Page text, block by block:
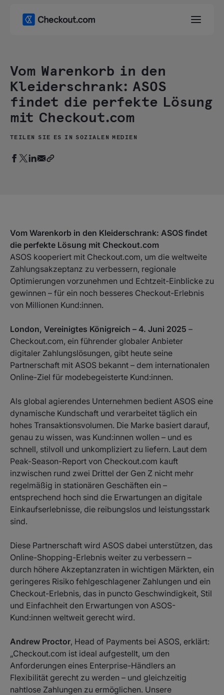
Vom Warenkorb in den
Kleiderschrank: ASOS
findet die perfekte Lösung
mit Checkout.com
TEILEN SIE ES IN SOZIALEN MEDIEN
Vom Warenkorb in den Kleiderschrank: ASOS findet
die perfekte Lösung mit Checkout.com
ASOS kooperiert mit Checkout.com, um die weltweite
Zahlungsakzeptanz zu verbessern, regionale
Optimierungen vorzunehmen und Echtzeit-Einblicke zu
gewinnen – für ein noch besseres Checkout-Erlebnis
von Millionen Kund:innen.
London, Vereinigtes Königreich – 4. Juni 2025 –
Checkout.com, ein führender globaler Anbieter
digitaler Zahlungslösungen, gibt heute seine
Partnerschaft mit ASOS bekannt – dem internationalen
Online-Ziel für modebegeisterte Kund:innen.
Als global agierendes Unternehmen bedient ASOS eine
dynamische Kundschaft und verarbeitet täglich ein
hohes Transaktionsvolumen. Die Marke basiert darauf,
genau zu wissen, was Kund:innen wollen – und es
schnell, stilvoll und unkompliziert zu liefern. Laut dem
Peak-Season-Report von Checkout.com kauft
inzwischen rund zwei Drittel der Gen Z nicht mehr
regelmäßig in stationären Geschäften ein –
entsprechend hoch sind die Erwartungen an digitale
Einkaufserlebnisse, die reibungslos und leistungsstark
sind.
Diese Partnerschaft wird ASOS dabei unterstützen, das
Online-Shopping-Erlebnis weiter zu verbessern –
durch höhere Akzeptanzraten in wichtigen Märkten, ein
geringeres Risiko fehlgeschlagener Zahlungen und ein
Checkout-Erlebnis, das in puncto Geschwindigkeit, Stil
und Einfachheit den Erwartungen von ASOS-
Kund:innen weltweit gerecht wird.
Andrew Proctor, Head of Payments bei ASOS, erklärt:
„Checkout.com ist ideal aufgestellt, um den
Anforderungen eines Enterprise-Händlers an
Flexibilität gerecht zu werden – und gleichzeitig
nahtlose Zahlungen zu ermöglichen. Unsere